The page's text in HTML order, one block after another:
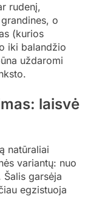
rudenį,
o
(kurios
iki balandžio
uždaromi
laisvė
natūraliai
variantų: nuo
garsėja
egzistuoja